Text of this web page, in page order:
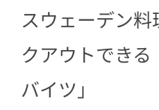
になろう♪
スウェーデン
クアウトでき
バイツ」